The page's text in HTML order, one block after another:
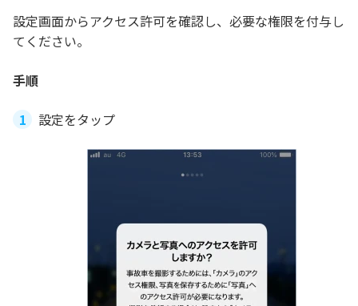
設定画面からアクセス許可を確認し、必要な権限を付与し
てください。
手順
設定をタップ